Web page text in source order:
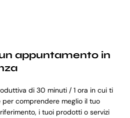
appuntamento in
di 30 minuti / 1 ora in cui ti
comprendere meglio il tuo
i tuoi prodotti o servizi